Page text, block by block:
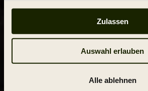
Zulassen
Auswahl erlauben
Alle ablehnen